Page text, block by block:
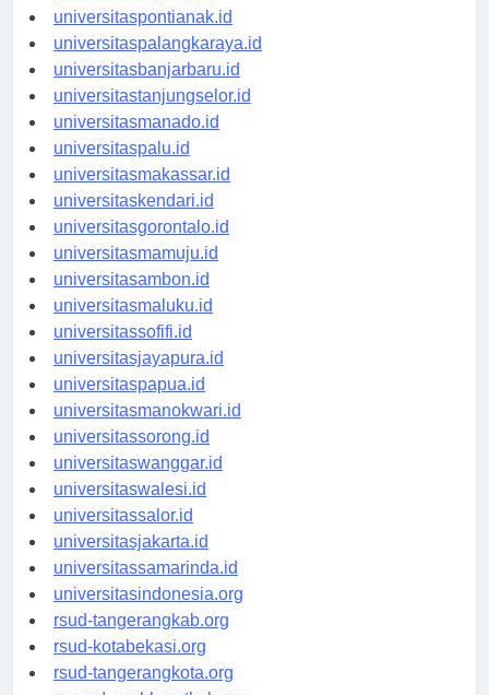
universitaskupang.id
universitaspontianak.id
universitaspalangkaraya.id
universitasbanjarbaru.id
universitastanjungselor.id
universitasmanado.id
universitaspalu.id
universitasmakassar.id
universitaskendari.id
universitasgorontalo.id
universitasmamuju.id
universitasambon.id
universitasmaluku.id
universitassofifi.id
universitasjayapura.id
universitaspapua.id
universitasmanokwari.id
universitassorong.id
universitaswanggar.id
universitaswalesi.id
universitassalor.id
universitasjakarta.id
universitassamarinda.id
universitasindonesia.org
rsud-tangerangkab.org
rsud-kotabekasi.org